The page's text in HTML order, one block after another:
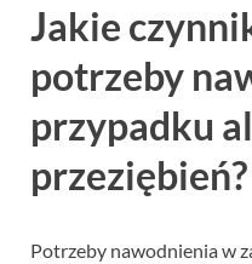
Jakie
potrzeby
przypadku
przeziębień?
Potrzeby nawodnienia w